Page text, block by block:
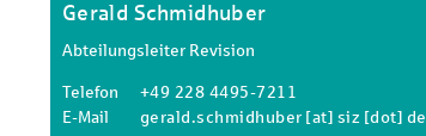
Gerald Schmidhuber
Abteilungsleiter Revision
Telefon
+49 228 4495-7211
E-Mail
gerald.schmidhuber [at] siz [dot] de